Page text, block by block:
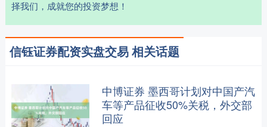
择我们，成就您的投资梦想！
信钰证券配资实盘交易 相关话题
中博证券 墨西哥计划对中国产汽
车等产品征收50%关税，外交部
回应